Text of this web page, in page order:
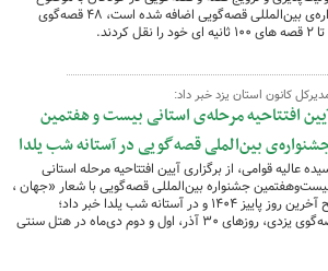
"قصه‌های کهن ایران" به جشنواره‌ی بین‌المللی قصه‌گویی اضافه شده است، ۴۸ قصه‌گوی
کانون استان یزد خبر داد:
افتتاحیه مرحله‌ی استانی بیست و هفتمین
بین‌الملی قصه‌گویی در آستانه شب یلدا
عالیه قوامی، از برگزاری آیین افتتاحیه مرحله استانی
جشنواره بین‌المللی قصه‌گویی با شعار «جهان ،
با قصه کودکان را ببین» در صبح آخرین روز پاییز ۱۴۰۴ و در آستانه شب یلدا خبر داد؛
جشنواره‌ای که با حضور ۱۲۲ قصه‌گوی یزدی، روزهای ۳۰ آذر، اول و دوم دی‌ماه در هتل سنتی